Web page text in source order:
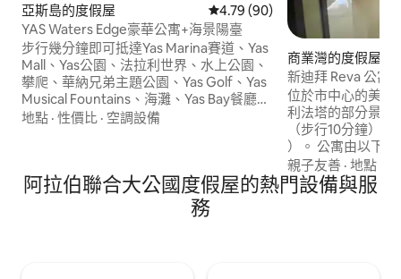
亞斯島的度假屋 從 90 則評價中獲得 4.79 的平均
4.79 (90)
YAS Waters Edge豪華公寓+海景陽臺
步行幾分鐘即可抵達Yas Marina賽道、Yas
Mall、Yas公園、法拉利世界、水上公園、
攀爬、華納兄弟主題公園、Yas Golf、Yas
Musical Fountains、海灘、Yas Bay餐廳，
20分鐘即可抵達機場、羅浮宮博物館和市
式社區，可免費使用泳池、健身房、燒烤
區域、自行車道、停車場。1張加大雙人牀
地點 · 性價比 · 空調設備
商業灣的度假屋
新迪拜 Reva 公寓
位於市中心的美妙
利法塔的部分景觀
（步行10分鐘）
）。 公寓由以下組成： -一間大臥室 -客廳
-一間衛浴 -大露臺，可欣賞哈利法塔的部
分景觀。 非常適合家庭、情侶或朋友團體
入住。 大樓內有
親子友善 ·地點
阿拉伯聯合大公國度假屋的熱門設備與服
務